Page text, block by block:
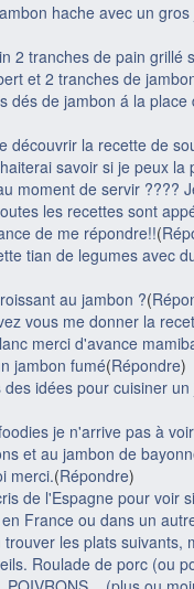
hache avec un gros
2 tranches de pain grillé
et 2 tranches de
dés de jambon á la place
découvrir la recette de
savoir si je peux la
moment de servir ????
les recettes sont
de me répondre!!(
tian de legumes avec
au jambon ?(
vous me donner la
merci d'avance
jambon fumé(Répondre)
idées pour cuisiner
je n'arrive pas à
et au jambon de
merci.(Répondre)
de l'Espagne pour voir
France ou dans un
les plats suivants,
Roulade de porc (ou